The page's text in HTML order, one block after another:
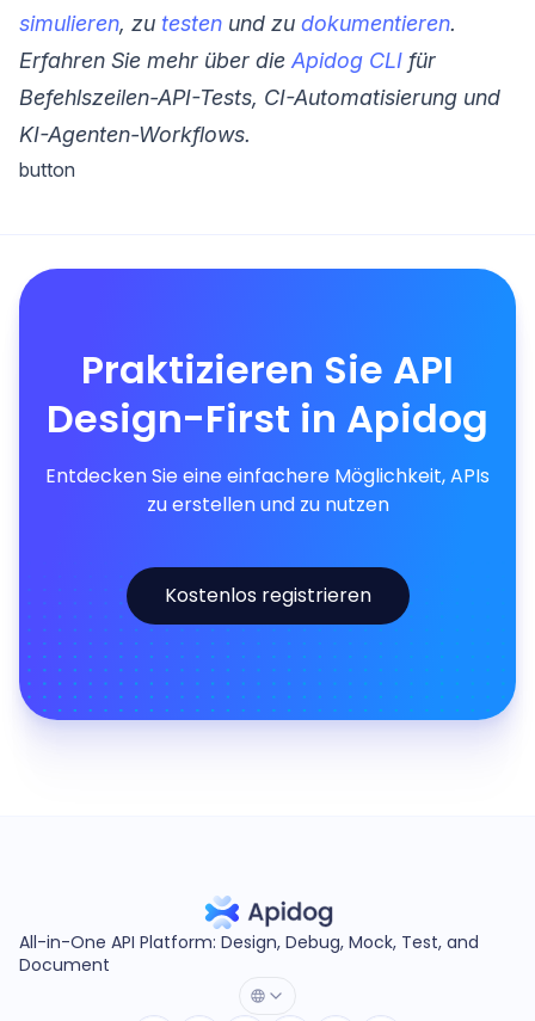
simulieren, zu testen und zu dokumentieren.
Erfahren Sie mehr über die Apidog CLI für
Befehlszeilen-API-Tests, CI-Automatisierung und
KI-Agenten-Workflows.
button
Praktizieren Sie API
Design-First in Apidog
Entdecken Sie eine einfachere Möglichkeit, APIs
zu erstellen und zu nutzen
Kostenlos registrieren
All-in-One API Platform: Design, Debug, Mock, Test, and
Document